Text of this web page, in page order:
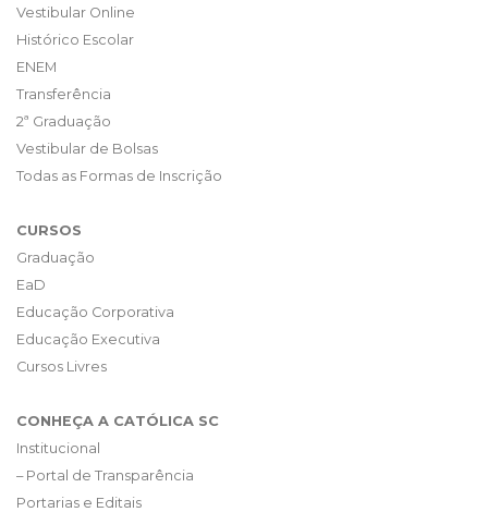
Vestibular Online
Histórico Escolar
ENEM
Transferência
2ª Graduação
Vestibular de Bolsas
Todas as Formas de Inscrição
CURSOS
Graduação
EaD
Educação Corporativa
Educação Executiva
Cursos Livres
CONHEÇA A CATÓLICA SC
Institucional
– Portal de Transparência
Portarias e Editais